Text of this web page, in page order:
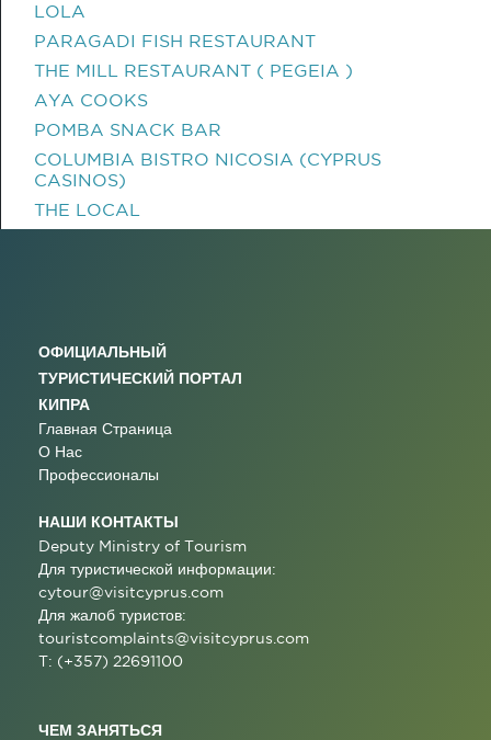
LOLA
PARAGADI FISH RESTAURANT
THE MILL RESTAURANT ( PEGEIA )
AYA COOKS
POMBA SNACK BAR
COLUMBIA BISTRO NICOSIA (CYPRUS
CASINOS)
THE LOCAL
ОФИЦИАЛЬНЫЙ
ТУРИСТИЧЕСКИЙ ПОРТАЛ
КИПРА
Главная Страница
О Нас
Профессионалы
НАШИ КОНТАКТЫ
Deputy Ministry of Tourism
Для туристической информации:
cytour@visitcyprus.com
Для жалоб туристов:
touristcomplaints@visitcyprus.com
T: (+357) 22691100
ЧЕМ ЗАНЯТЬСЯ